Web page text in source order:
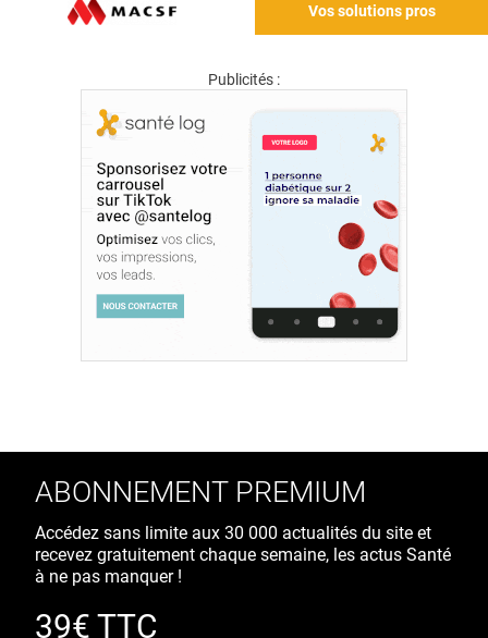
Vos solutions pros
Publicités :
ABONNEMENT PREMIUM
Accédez sans limite aux 30 000 actualités du site et
recevez gratuitement chaque semaine, les actus Santé
à ne pas manquer !
39€ TTC